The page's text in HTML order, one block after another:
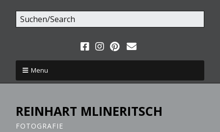
Menu
REINHART MLINERITSCH
FOTOGRAFIE